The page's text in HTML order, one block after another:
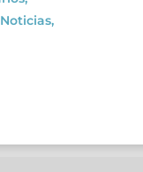
Noticias,